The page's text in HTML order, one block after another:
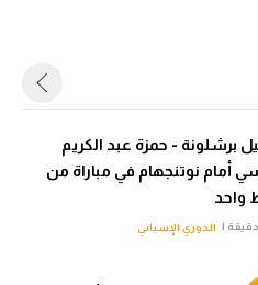
برشلونة - حمزة عبد الكريم
أمام نوتنجهام في مباراة من
الدوري الإسباني